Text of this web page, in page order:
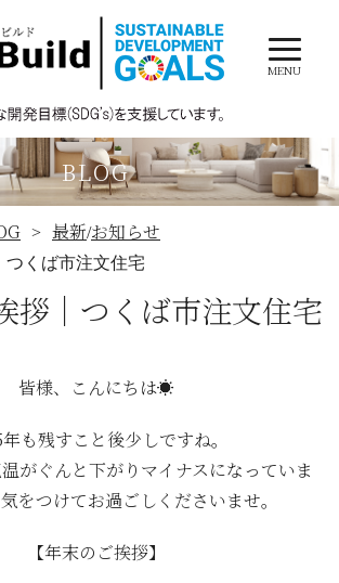
MENU
BLOG
最新/お知らせ
つくば市注文住宅
拶｜つくば市注文住宅
皆様、こんにちは☀
も残すこと後少しですね。
がぐんと下がりマイナスになっていま
をつけてお過ごしくださいませ。
【年末のご挨拶】